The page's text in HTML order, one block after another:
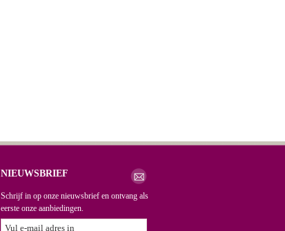
NIEUWSBRIEF
Schrijf in op onze nieuwsbrief en ontvang als
eerste onze aanbiedingen.